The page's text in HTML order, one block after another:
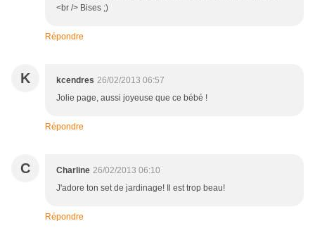
<br /> Bises ;)
Répondre
K kcendres 26/02/2013 06:57
Jolie page, aussi joyeuse que ce bébé !
Répondre
C Charline 26/02/2013 06:10
J'adore ton set de jardinage! Il est trop beau!
Répondre